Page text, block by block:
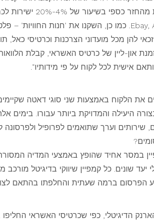
המותאם פרסונלית ללקוח,
להן מכל מועדוני הצרכנות וכרטיסי כאל,
און-ליין של כרטיס האשראי, קבלת הלוואות
אישית לכל לקוח על פי מידותיו".
את הלקוח באמצעות שני סוגי דאטה
וערך שתואמים לפרופיל ולפרסונה
במסר אחיד שהופץ באמצעי המדיה
שונים. כל קמפיין שיווקי בדיגיטל
ברמה שעתית והחלפתו בהתאם
הדיגיטלי, כפי שכרטיסי האשראי